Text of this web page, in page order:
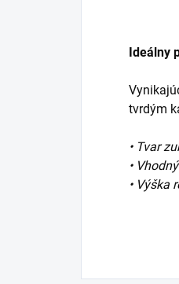
Ideálny
tvrdým
• Tvar
•
• Výška